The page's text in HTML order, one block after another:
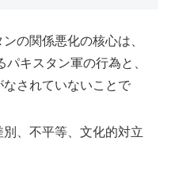
の関係悪化の核心は、
キスタン軍の行為と、
されていないことで
、不平等、文化的対立